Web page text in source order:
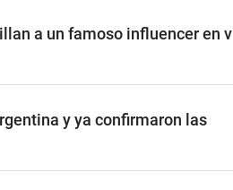
a un famoso influencer en
y ya confirmaron las